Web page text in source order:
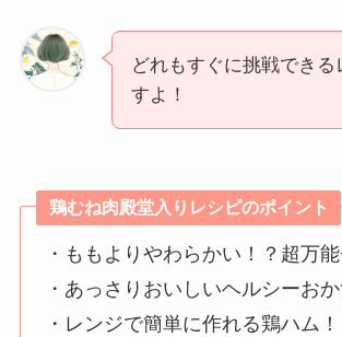
どれもすぐに挑戦できる
すよ！
鶏むね肉殿堂入りレシピのポイント
・ももよりやわらかい！？超万能
・あっさりおいしいヘルシーお
・レンジで簡単に作れる鶏ハム！